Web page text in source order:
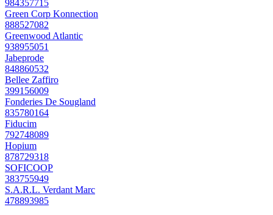
984357715
Green Corp Konnection
888527082
Greenwood Atlantic
938955051
Jabeprode
848860532
Bellee Zaffiro
399156009
Fonderies De Sougland
835780164
Fiducim
792748089
Hopium
878729318
SOFICOOP
383755949
S.A.R.L. Verdant Marc
478893985